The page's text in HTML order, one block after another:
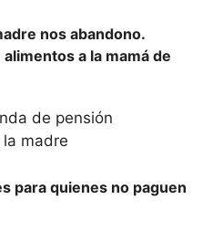
nos abandono.
a la mamá de
de pensión
madre
para quienes no paguen